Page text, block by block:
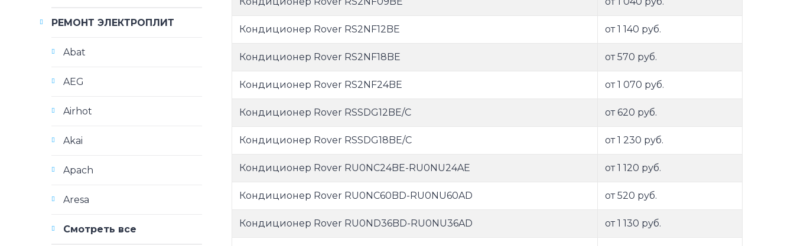
Кондиционер Rover RS2NF12BE от 1 140 руб.
Кондиционер Rover RS2NF18BE от 570 руб.
Кондиционер Rover RS2NF24BE от 1 070 руб.
Кондиционер Rover RSSDG12BE/C от 620 руб.
Кондиционер Rover RSSDG18BE/C от 1 230 руб.
Кондиционер Rover RU0NC24BE-RU0NU24AE от 1 120 руб.
Кондиционер Rover RU0NC60BD-RU0NU60AD от 520 руб.
Кондиционер Rover RU0ND36BD-RU0NU36AD от 1 130 руб.
РЕМОНТ ЭЛЕКТРОПЛИТ
Abat
AEG
Airhot
Akai
Apach
Aresa
Смотреть все